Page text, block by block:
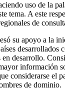
uso de la
tema. A este
de
su apoyo a la
desarrollo.
información
considerarse el
de dominio.